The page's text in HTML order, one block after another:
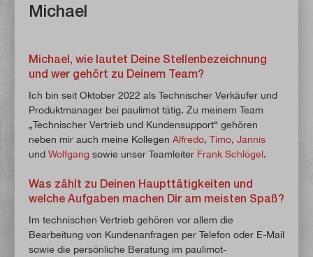
Michael
Michael, wie lautet Deine Stellenbezeichnung
und wer gehört zu Deinem Team?
Ich bin seit Oktober 2022 als Technischer Verkäufer und
Produktmanager bei paulimot tätig. Zu meinem Team
„Technischer Vertrieb und Kundensupport“ gehören
neben mir auch meine Kollegen Alfredo, Timo, Jannis
und Wolfgang sowie unser Teamleiter Frank Schlögel.
Was zählt zu Deinen Haupttätigkeiten und
welche Aufgaben machen Dir am meisten Spaß?
Im technischen Vertrieb gehören vor allem die
Bearbeitung von Kundenanfragen per Telefon oder E-Mail
sowie die persönliche Beratung im paulimot-